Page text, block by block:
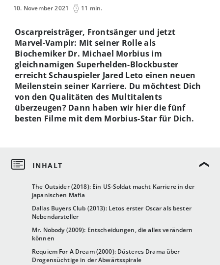
10. November 2021 11 min.
The Outsider (2018): Ein US-Soldat macht Karriere in der
japanischen Mafia
Dallas Buyers Club (2013): Letos erster Oscar als bester
Nebendarsteller
Mr. Nobody (2009): Entscheidungen, die alles verändern
können
Requiem For A Dream (2000): Düsteres Drama über
Drogensüchtige in der Abwärtsspirale
Oscarpreisträger, Frontsänger und jetzt
Marvel-Vampir: Mit seiner Rolle als
Biochemiker Dr. Michael Morbius im
gleichnamigen Superhelden-Blockbuster
erreicht Schauspieler Jared Leto einen neuen
Meilenstein seiner Karriere. Du möchtest Dich
von den Qualitäten des Multitalents
überzeugen? Dann haben wir hier die fünf
besten Filme mit dem Morbius-Star für Dich.